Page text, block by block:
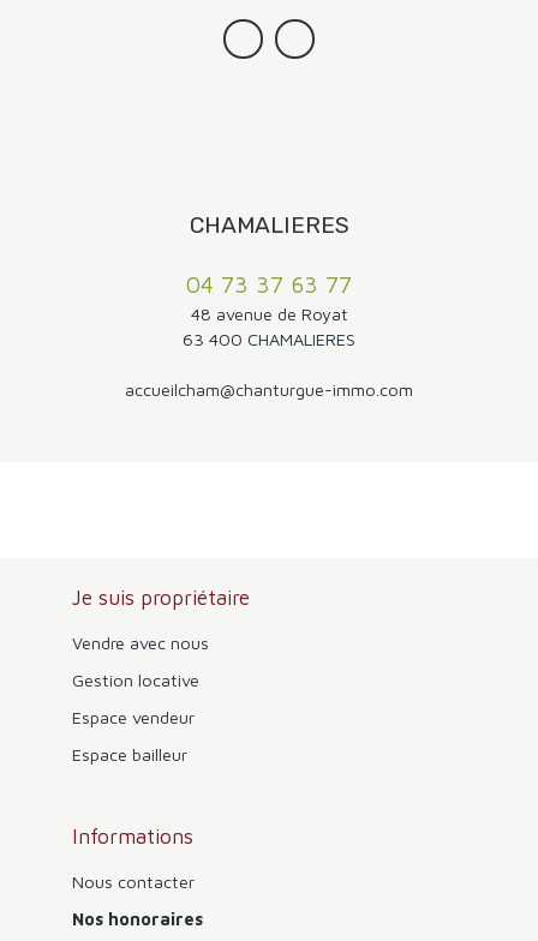
CHAMALIERES
04 73 37 63 77
48 avenue de Royat
63 400 CHAMALIERES
accueilcham@chanturgue-immo.com
Je suis propriétaire
Vendre avec nous
Gestion locative
Espace vendeur
Espace bailleur
Informations
Nous contacter
Nos honoraires